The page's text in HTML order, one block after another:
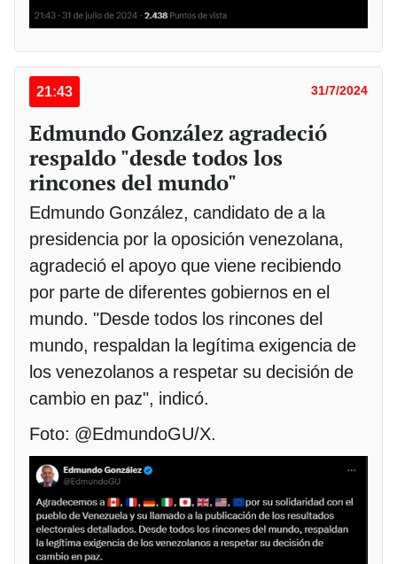
21:43 31/7/2024
Edmundo González agradeció
respaldo "desde todos los
rincones del mundo"
Edmundo González, candidato de a la
presidencia por la oposición venezolana,
agradeció el apoyo que viene recibiendo
por parte de diferentes gobiernos en el
mundo. "Desde todos los rincones del
mundo, respaldan la legítima exigencia de
los venezolanos a respetar su decisión de
cambio en paz", indicó.
Foto: @EdmundoGU/X.